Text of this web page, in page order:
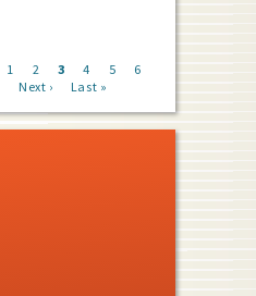
Page
1 Page
2
Current
page
3 Page
4 Page
5 Page
6
Next
Next ›
Last
Last »